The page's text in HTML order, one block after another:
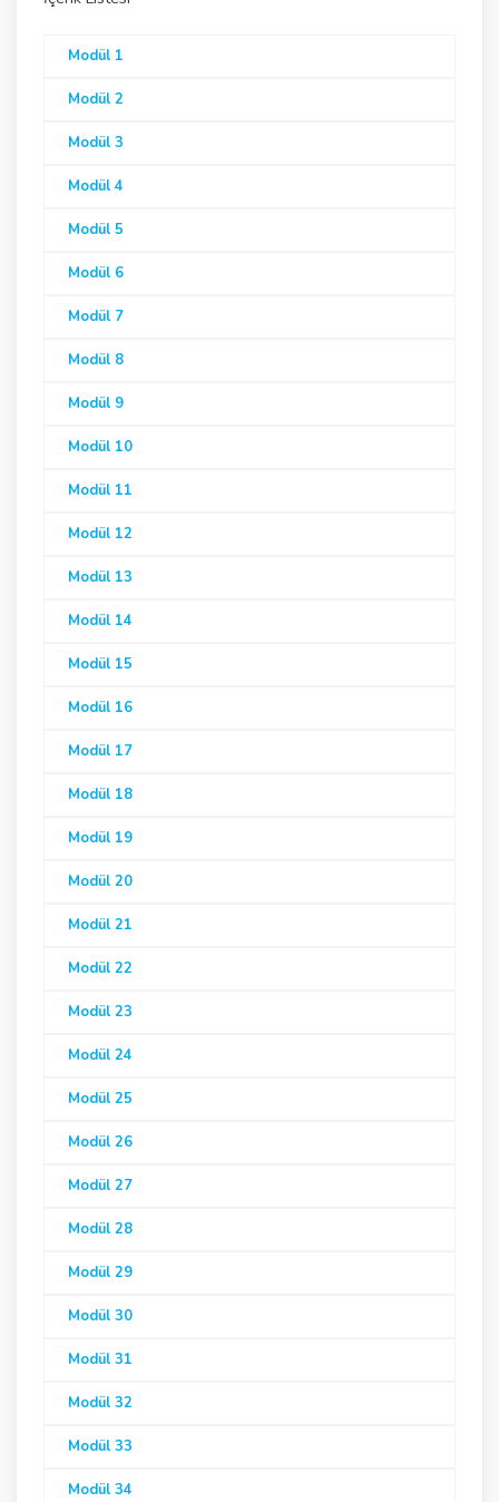
Modül 1
Modül 2
Modül 3
Modül 4
Modül 5
Modül 6
Modül 7
Modül 8
Modül 9
Modül 10
Modül 11
Modül 12
Modül 13
Modül 14
Modül 15
Modül 16
Modül 17
Modül 18
Modül 19
Modül 20
Modül 21
Modül 22
Modül 23
Modül 24
Modül 25
Modül 26
Modül 27
Modül 28
Modül 29
Modül 30
Modül 31
Modül 32
Modül 33
Modül 34